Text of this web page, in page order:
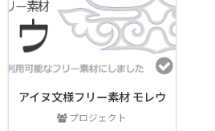
アイヌ文様フリー素材 モレウ
プロジェクト